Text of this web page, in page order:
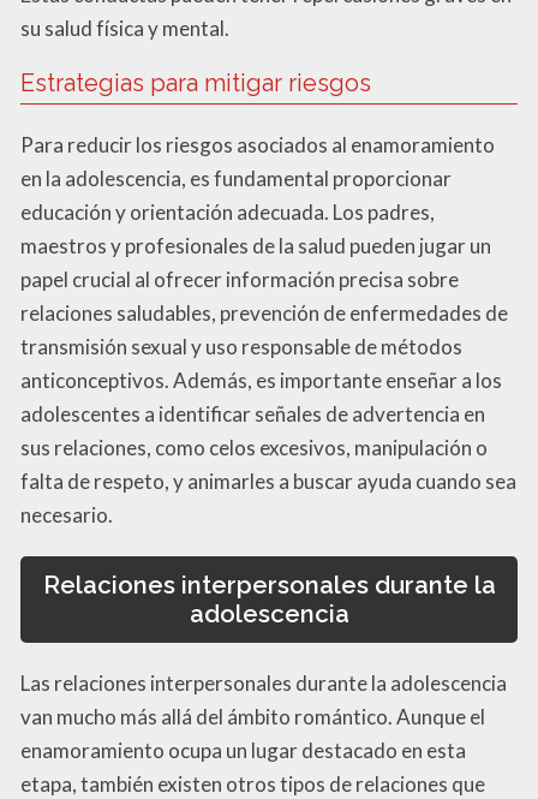
su salud física y mental.
Estrategias para mitigar riesgos
Para reducir los riesgos asociados al enamoramiento
en la adolescencia, es fundamental proporcionar
educación y orientación adecuada. Los padres,
maestros y profesionales de la salud pueden jugar un
papel crucial al ofrecer información precisa sobre
relaciones saludables, prevención de enfermedades de
transmisión sexual y uso responsable de métodos
anticonceptivos. Además, es importante enseñar a los
adolescentes a identificar señales de advertencia en
sus relaciones, como celos excesivos, manipulación o
falta de respeto, y animarles a buscar ayuda cuando sea
necesario.
Relaciones interpersonales durante la
adolescencia
Las relaciones interpersonales durante la adolescencia
van mucho más allá del ámbito romántico. Aunque el
enamoramiento ocupa un lugar destacado en esta
etapa, también existen otros tipos de relaciones que